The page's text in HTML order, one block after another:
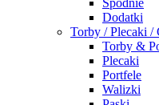
Spodnie
Dodatki
Torby / Plecaki /
Torby &
Plecaki
Portfele
Walizki